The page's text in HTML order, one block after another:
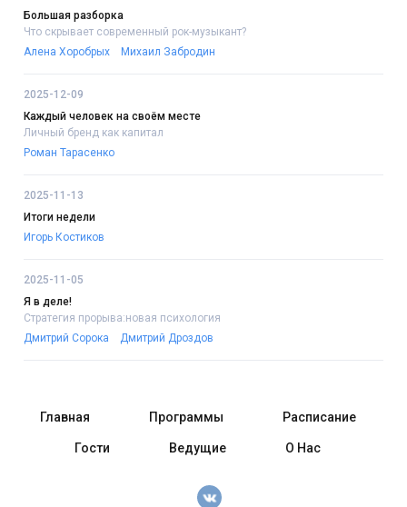
Большая разборка
Что скрывает современный рок-музыкант?
Алена Хоробрых
Михаил Забродин
2025-12-09
Каждый человек на своём месте
Личный бренд как капитал
Роман Тарасенко
2025-11-13
Итоги недели
Игорь Костиков
2025-11-05
Я в деле!
Стратегия прорыва:новая психология
Дмитрий Сорока
Дмитрий Дроздов
Главная Программы Расписание
Гости Ведущие О Нас